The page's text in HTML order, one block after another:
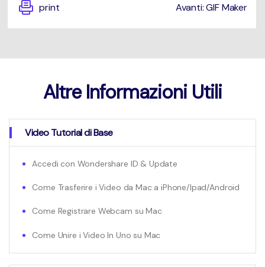
print Avanti: GIF Maker
Altre Informazioni Utili
Video Tutorial di Base
Accedi con Wondershare ID & Update
Come Trasferire i Video da Mac a iPhone/Ipad/Android
Come Registrare Webcam su Mac
Come Unire i Video In Uno su Mac